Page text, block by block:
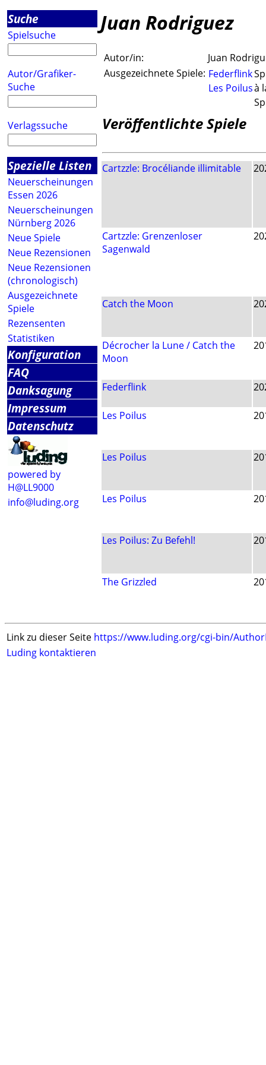
Suche
Spielsuche
Autor/Grafiker-
Suche
Verlagssuche
Spezielle Listen
Neuerscheinungen
Essen 2026
Neuerscheinungen
Nürnberg 2026
Neue Spiele
Neue Rezensionen
Neue Rezensionen
(chronologisch)
Ausgezeichnete
Spiele
Rezensenten
Statistiken
Konfiguration
FAQ
Danksagung
Impressum
Datenschutz
powered by
H@LL9000
info@luding.org
Juan Rodriguez
Autor/in:
Juan
Ausgezeichnete Spiele: Federflink
Les Poilusà
Veröffentlichte Spiele
Cartzzle: Brocéliande illimitable
Cartzzle: Grenzenloser
Sagenwald
Catch the Moon
Décrocher la Lune / Catch the
Moon
Federflink
Les Poilus
Les Poilus
Les Poilus
Les Poilus: Zu Befehl!
The Grizzled
Link zu dieser Seite https://www.luding.org/cgi-bin/
Luding kontaktieren